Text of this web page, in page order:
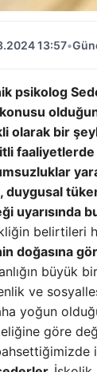
13:57•
psikolog
olarak bir
faaliyetlerde
duygusal
uyarısında
belirtileri
doğasına
büyük
ve
yoğun
göre